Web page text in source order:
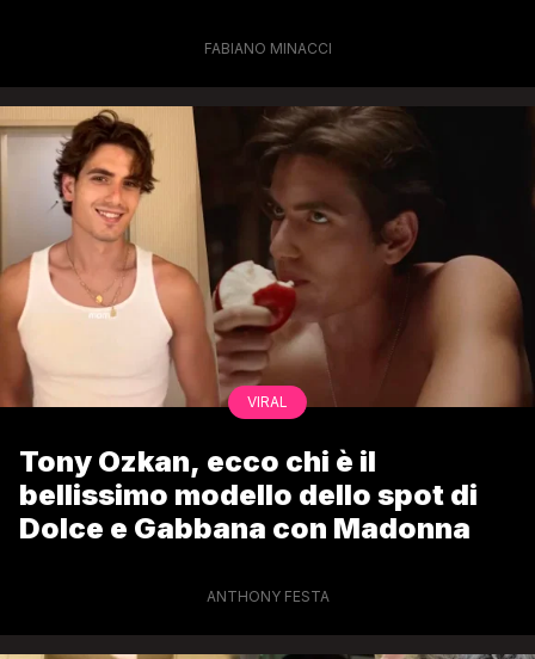
FABIANO MINACCI
VIRAL
Tony Ozkan, ecco chi è il
bellissimo modello dello spot di
Dolce e Gabbana con Madonna
ANTHONY FESTA